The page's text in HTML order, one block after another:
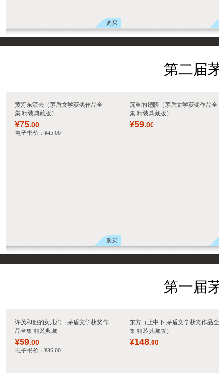
购买
第二届
黄河东流去（茅盾文学获奖作品全
集 精装典藏版）
¥75.00
电子书价： ¥45.00
购买
沉重的翅膀（茅盾文学获奖作品全
集 精装典藏版）
¥59.00
第一届
许茂和他的女儿们（茅盾文学获奖作
品全集 精装典藏
¥59.00
电子书价： ¥36.00
东方（上中下 茅盾文学获奖作品全
集 精装典藏版）
¥148.00